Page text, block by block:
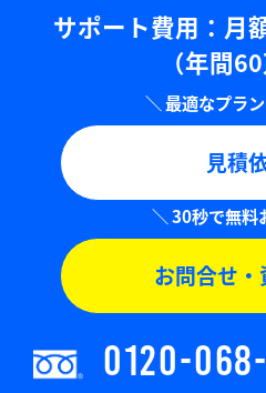
サポート費用：⽉
（年間
見積
お問合せ
0120-